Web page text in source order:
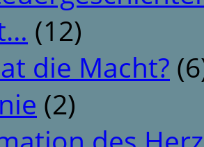
(12)
die Macht?
(2)